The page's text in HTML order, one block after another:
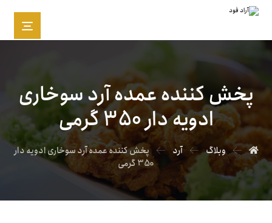
پخش کننده عمده آرد سوخاری
ادویه دار 350 گرمی
وبلاگ آرد
پخش کننده عمده آرد سوخاری ادویه دار
350 گرمی